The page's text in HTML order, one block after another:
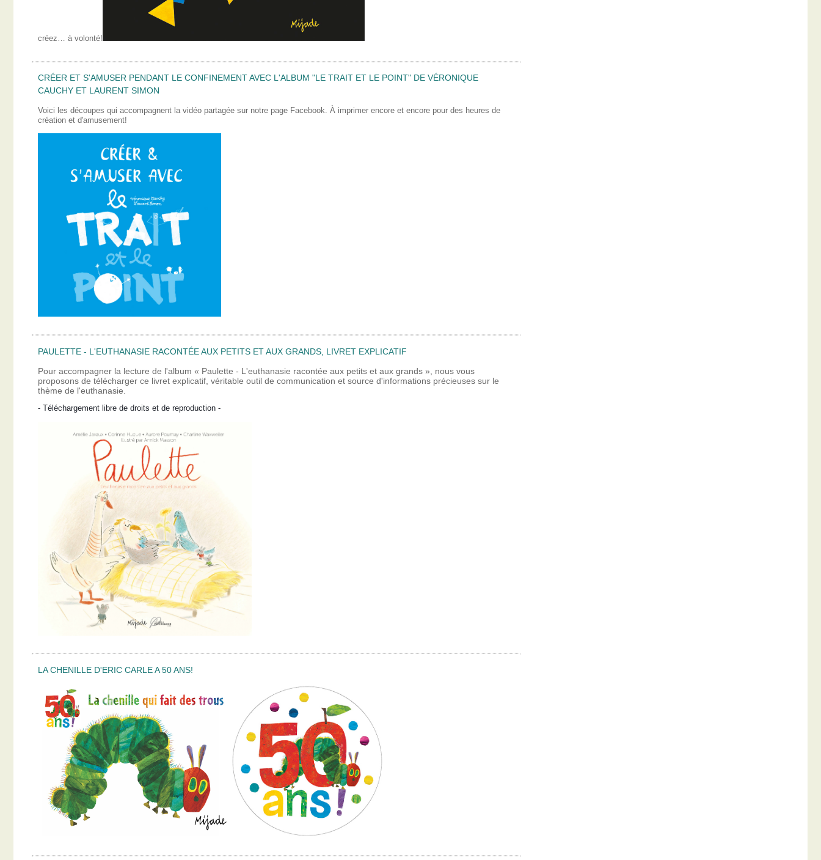
créez… à volonté!
CRÉER ET S'AMUSER PENDANT LE CONFINEMENT AVEC L'ALBUM "LE TRAIT ET LE POINT" DE VÉRONIQUE
CAUCHY ET LAURENT SIMON
Voici les découpes qui accompagnent la vidéo partagée sur notre page Facebook. À imprimer encore et encore pour des heures de
création et d'amusement!
PAULETTE - L'EUTHANASIE RACONTÉE AUX PETITS ET AUX GRANDS, LIVRET EXPLICATIF
Pour accompagner la lecture de l'album « Paulette - L'euthanasie racontée aux petits et aux grands », nous vous
proposons de télécharger ce livret explicatif, véritable outil de communication et source d'informations précieuses sur le
thème de l'euthanasie.
- Téléchargement libre de droits et de reproduction -
LA CHENILLE D'ERIC CARLE A 50 ANS!